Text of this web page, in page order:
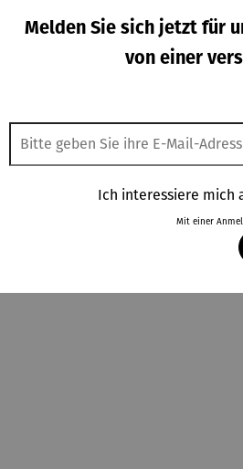
Melden Sie sich jetzt für
von einer
Ich interessiere mich
Mit einer